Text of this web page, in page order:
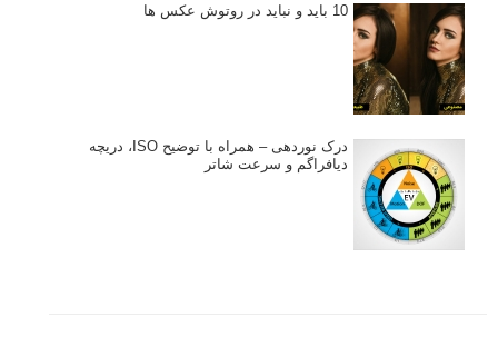
10 باید و نباید در روتوش عکس ها
درک نوردهی – همراه با توضیح ISO، دریچه
دیافراگم و سرعت شاتر